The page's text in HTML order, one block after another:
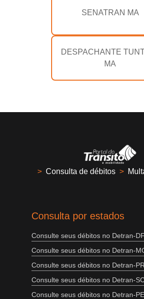
SENATRAN MA
DESPACHANTE
MA
> Consulta de débitos >
Consulta por estados
Consulte seus débitos no Detran-DF
Consulte seus débitos no Detran-
Consulte seus débitos no Detran-
Consulte seus débitos no Detran-
Consulte seus débitos no Detran-PE